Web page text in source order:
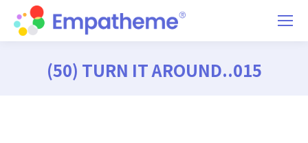
(50) TURN IT AROUND..015